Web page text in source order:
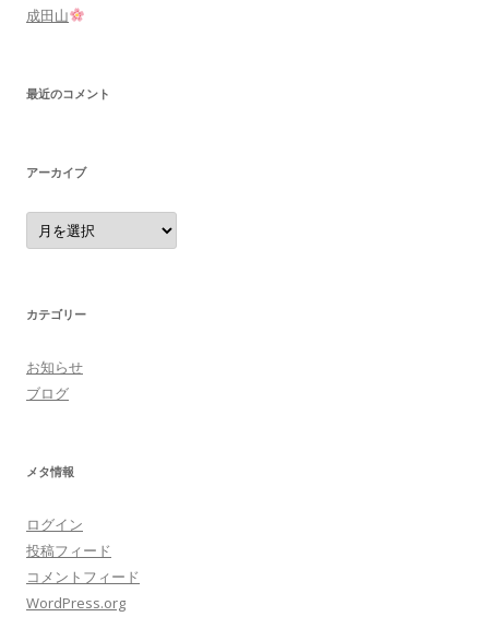
成田山
最近のコメント
アーカイブ
ア
ー
カ
カテゴリー
お知らせ
ブログ
メタ情報
ログイン
投稿フィード
コメントフィード
WordPress.org